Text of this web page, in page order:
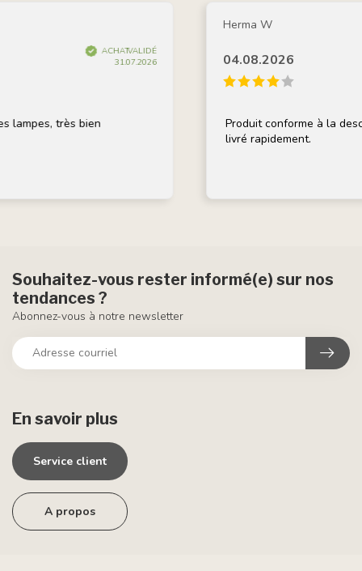
ACHAT VALIDÉ
très bien
Herma W
04.08.2026
Produit conforme à la description,
livré rapidement.
En savoir plus
Service client
A propos
Souhaitez-vous rester informé(e) sur nos
tendances ?
Abonnez-vous à notre newsletter